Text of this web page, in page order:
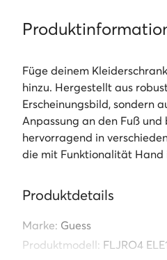
Füge deinem
hinzu. Hergestellt aus
Erscheinungsbild, sondern
Anpassung an den Fuß
hervorragend in
die mit Funktionalität Hand
Produktdetails
Marke: Guess
Produktmodell: FLJRO4